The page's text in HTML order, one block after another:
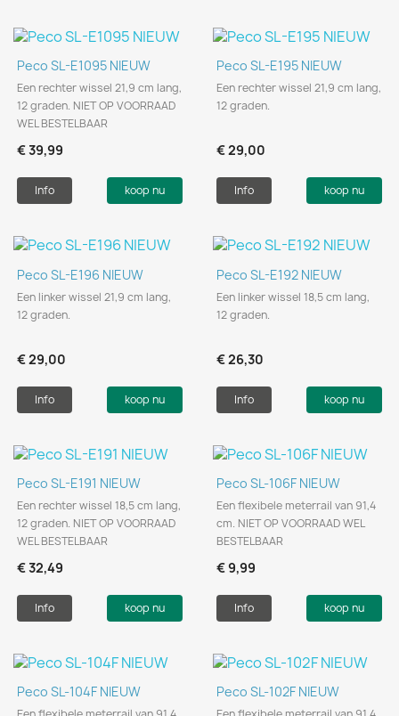
Peco SL-E1095 NIEUW
Een rechter wissel 21,9 cm lang,
12 graden. NIET OP VOORRAAD
WEL BESTELBAAR
€ 39,99
Info koop nu
Peco SL-E195 NIEUW
Een rechter wissel 21,9 cm lang,
12 graden.
€ 29,00
Info koop nu
Peco SL-E196 NIEUW
Een linker wissel 21,9 cm lang,
12 graden.
€ 29,00
Info koop nu
Peco SL-E192 NIEUW
Een linker wissel 18,5 cm lang,
12 graden.
€ 26,30
Info koop nu
Peco SL-E191 NIEUW
Een rechter wissel 18,5 cm lang,
12 graden. NIET OP VOORRAAD
WEL BESTELBAAR
€ 32,49
Info koop nu
Peco SL-106F NIEUW
Een flexibele meterrail van 91,4
cm. NIET OP VOORRAAD WEL
BESTELBAAR
€ 9,99
Info koop nu
Peco SL-104F NIEUW Peco SL-102F NIEUW